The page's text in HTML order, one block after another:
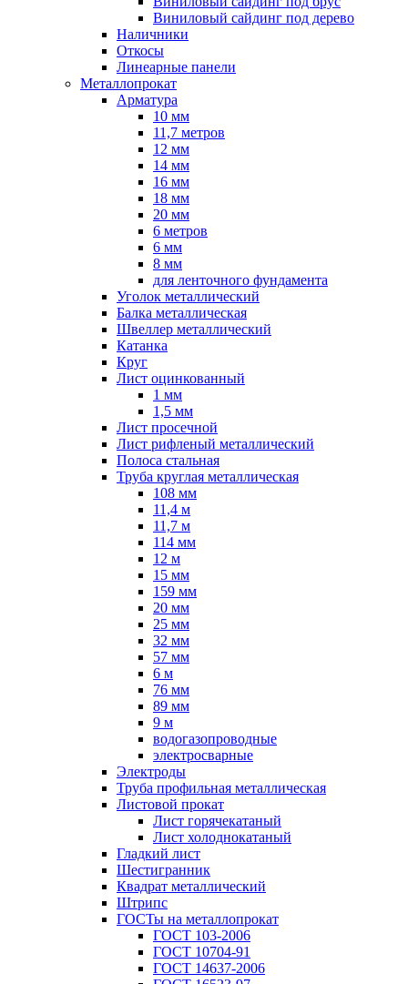
Виниловый сайдинг под дерево
Наличники
Откосы
Линеарные панели
Металлопрокат
Арматура
10 мм
11,7 метров
12 мм
14 мм
16 мм
18 мм
20 мм
6 метров
6 мм
8 мм
для ленточного фундамента
Уголок металлический
Балка металлическая
Швеллер металлический
Катанка
Круг
Лист оцинкованный
1 мм
1,5 мм
Лист просечной
Лист рифленый металлический
Полоса стальная
Труба круглая металлическая
108 мм
11,4 м
11,7 м
114 мм
12 м
15 мм
159 мм
20 мм
25 мм
32 мм
57 мм
6 м
76 мм
89 мм
9 м
водогазопроводные
электросварные
Электроды
Труба профильная металлическая
Листовой прокат
Лист горячекатаный
Лист холоднокатаный
Гладкий лист
Шестигранник
Квадрат металлический
Штрипс
ГОСТы на металлопрокат
ГОСТ 103-2006
ГОСТ 10704-91
ГОСТ 14637-2006